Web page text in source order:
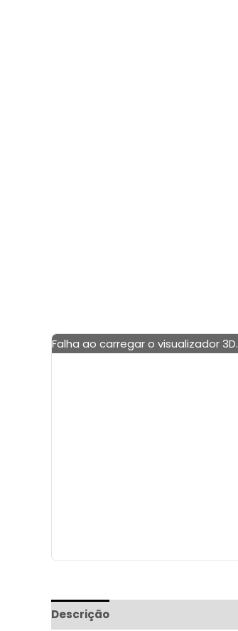
Falha ao carregar o visualizador 3D.
Descrição